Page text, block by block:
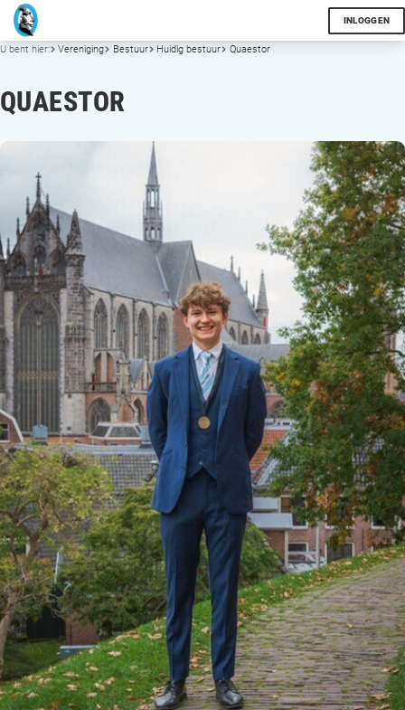
INLOGGEN
U bent hier: Vereniging Bestuur Huidig bestuur Quaestor
QUAESTOR